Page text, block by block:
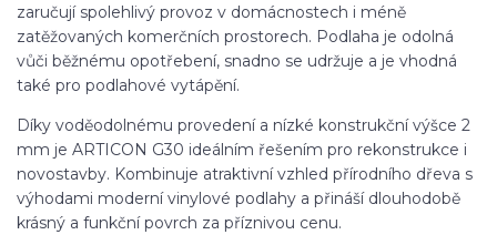
zaručují spolehlivý provoz v domácnostech i méně
zatěžovaných komerčních prostorech. Podlaha je odolná
vůči běžnému opotřebení, snadno se udržuje a je vhodná
také pro podlahové vytápění.
Díky voděodolnému provedení a nízké konstrukční výšce 2
mm je ARTICON G30 ideálním řešením pro rekonstrukce i
novostavby. Kombinuje atraktivní vzhled přírodního dřeva s
výhodami moderní vinylové podlahy a přináší dlouhodobě
krásný a funkční povrch za příznivou cenu.